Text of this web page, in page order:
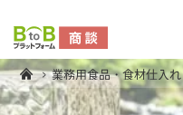
業務用食品・食材仕入れ